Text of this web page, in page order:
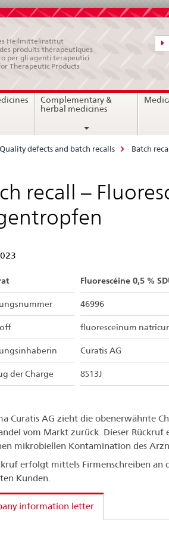
Heilmittelinstitut
produits thérapeutiques
per gli agenti terapeutici
Therapeutic Products
Complementary &
herbal medicines
Quality defects and batch recalls Batch
recall –
Fluorescéine 0,5 %
46996
fluoresceinum
Curatis AG
der Charge 8S13J
Curatis AG zieht die obenerwähnte
vom Markt zurück. Dieser
mikrobiellen Kontamination des
erfolgt mittels Firmenschreiben an
Kunden.
information letter